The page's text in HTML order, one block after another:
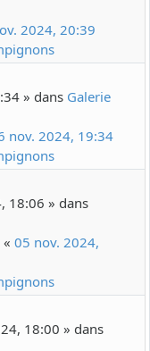
2024, 20:39
» dans Galerie
nov. 2024, 19:34
18:06 » dans
« 05 nov. 2024,
18:00 » dans